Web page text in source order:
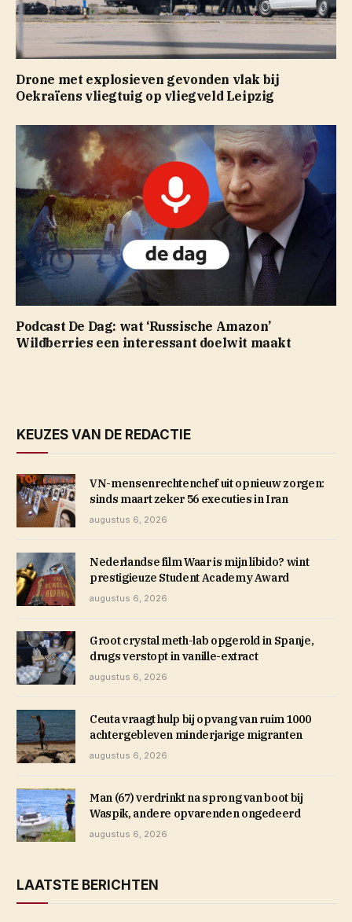
Drone met explosieven gevonden vlak bij
Oekraïens vliegtuig op vliegveld Leipzig
Podcast De Dag: wat ‘Russische Amazon’
Wildberries een interessant doelwit maakt
KEUZES VAN DE REDACTIE
VN-mensenrechtenchef uit opnieuw zorgen:
sinds maart zeker 56 executies in Iran
augustus 6, 2026
Nederlandse film Waar is mijn libido? wint
prestigieuze Student Academy Award
augustus 6, 2026
Groot crystal meth-lab opgerold in Spanje,
drugs verstopt in vanille-extract
augustus 6, 2026
Ceuta vraagt hulp bij opvang van ruim 1000
achtergebleven minderjarige migranten
augustus 6, 2026
Man (67) verdrinkt na sprong van boot bij
Waspik, andere opvarenden ongedeerd
augustus 6, 2026
LAATSTE BERICHTEN